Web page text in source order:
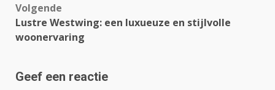
Volgende
Lustre Westwing: een luxueuze en stijlvolle
woonervaring
Geef een reactie